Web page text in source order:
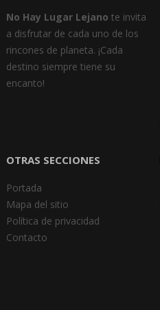
No Hay Lugar Lejano te invita
a disfrutar de cada uno de los
rincones de planeta. ¡Cada
destino siempre tiene su
encanto!
OTRAS SECCIONES
Portada
Mapa del sitio
Política de privacidad
Contacto